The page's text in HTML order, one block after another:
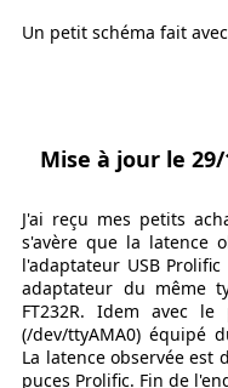
Un petit schéma fait
Mise à jour le 29/
J'ai reçu mes petits
s'avère que la latence
l'adaptateur USB
adaptateur du même
FT232R. Idem avec
(/dev/ttyAMA0) équipé
La latence observée est
puces Prolific. Fin de